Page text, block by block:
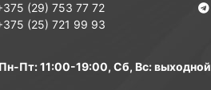
(29) 753 77 72
(25) 721 99 93
Пн-Пт: 11:00-19:00, Сб, Вс: выходной